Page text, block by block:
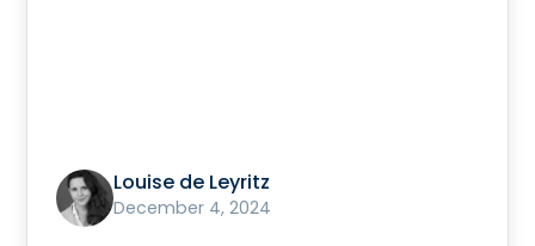
Louise de Leyritz
December 4, 2024